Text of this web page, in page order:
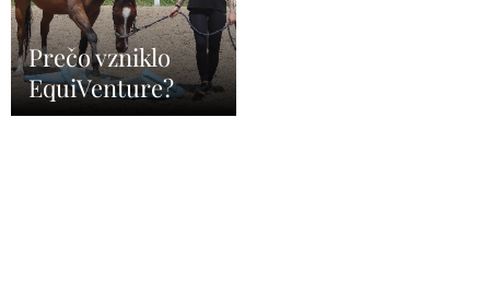
Prečo vzniklo
EquiVenture?